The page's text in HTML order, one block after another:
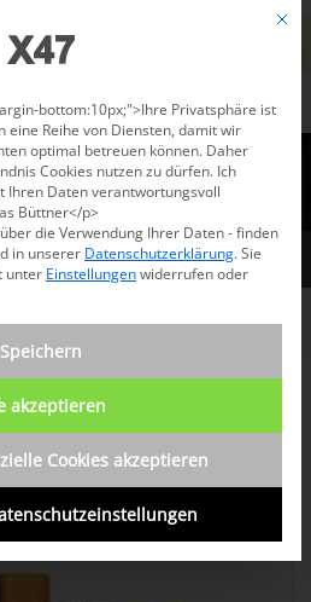
X47@X47.com
Mit
bottom:10px;">Ihre Privatsphäre ist
eine Reihe von Diensten, damit wir
optimal betreuen können. Daher
Cookies nutzen zu dürfen. Ich
Ihren Daten verantwortungsvoll
Büttner</p>
die Verwendung Ihrer Daten - finden
in unserer Datenschutzerklärung.Sie
unter Einstellungenwiderrufen oder
Speichern
akzeptieren
Cookies akzeptieren